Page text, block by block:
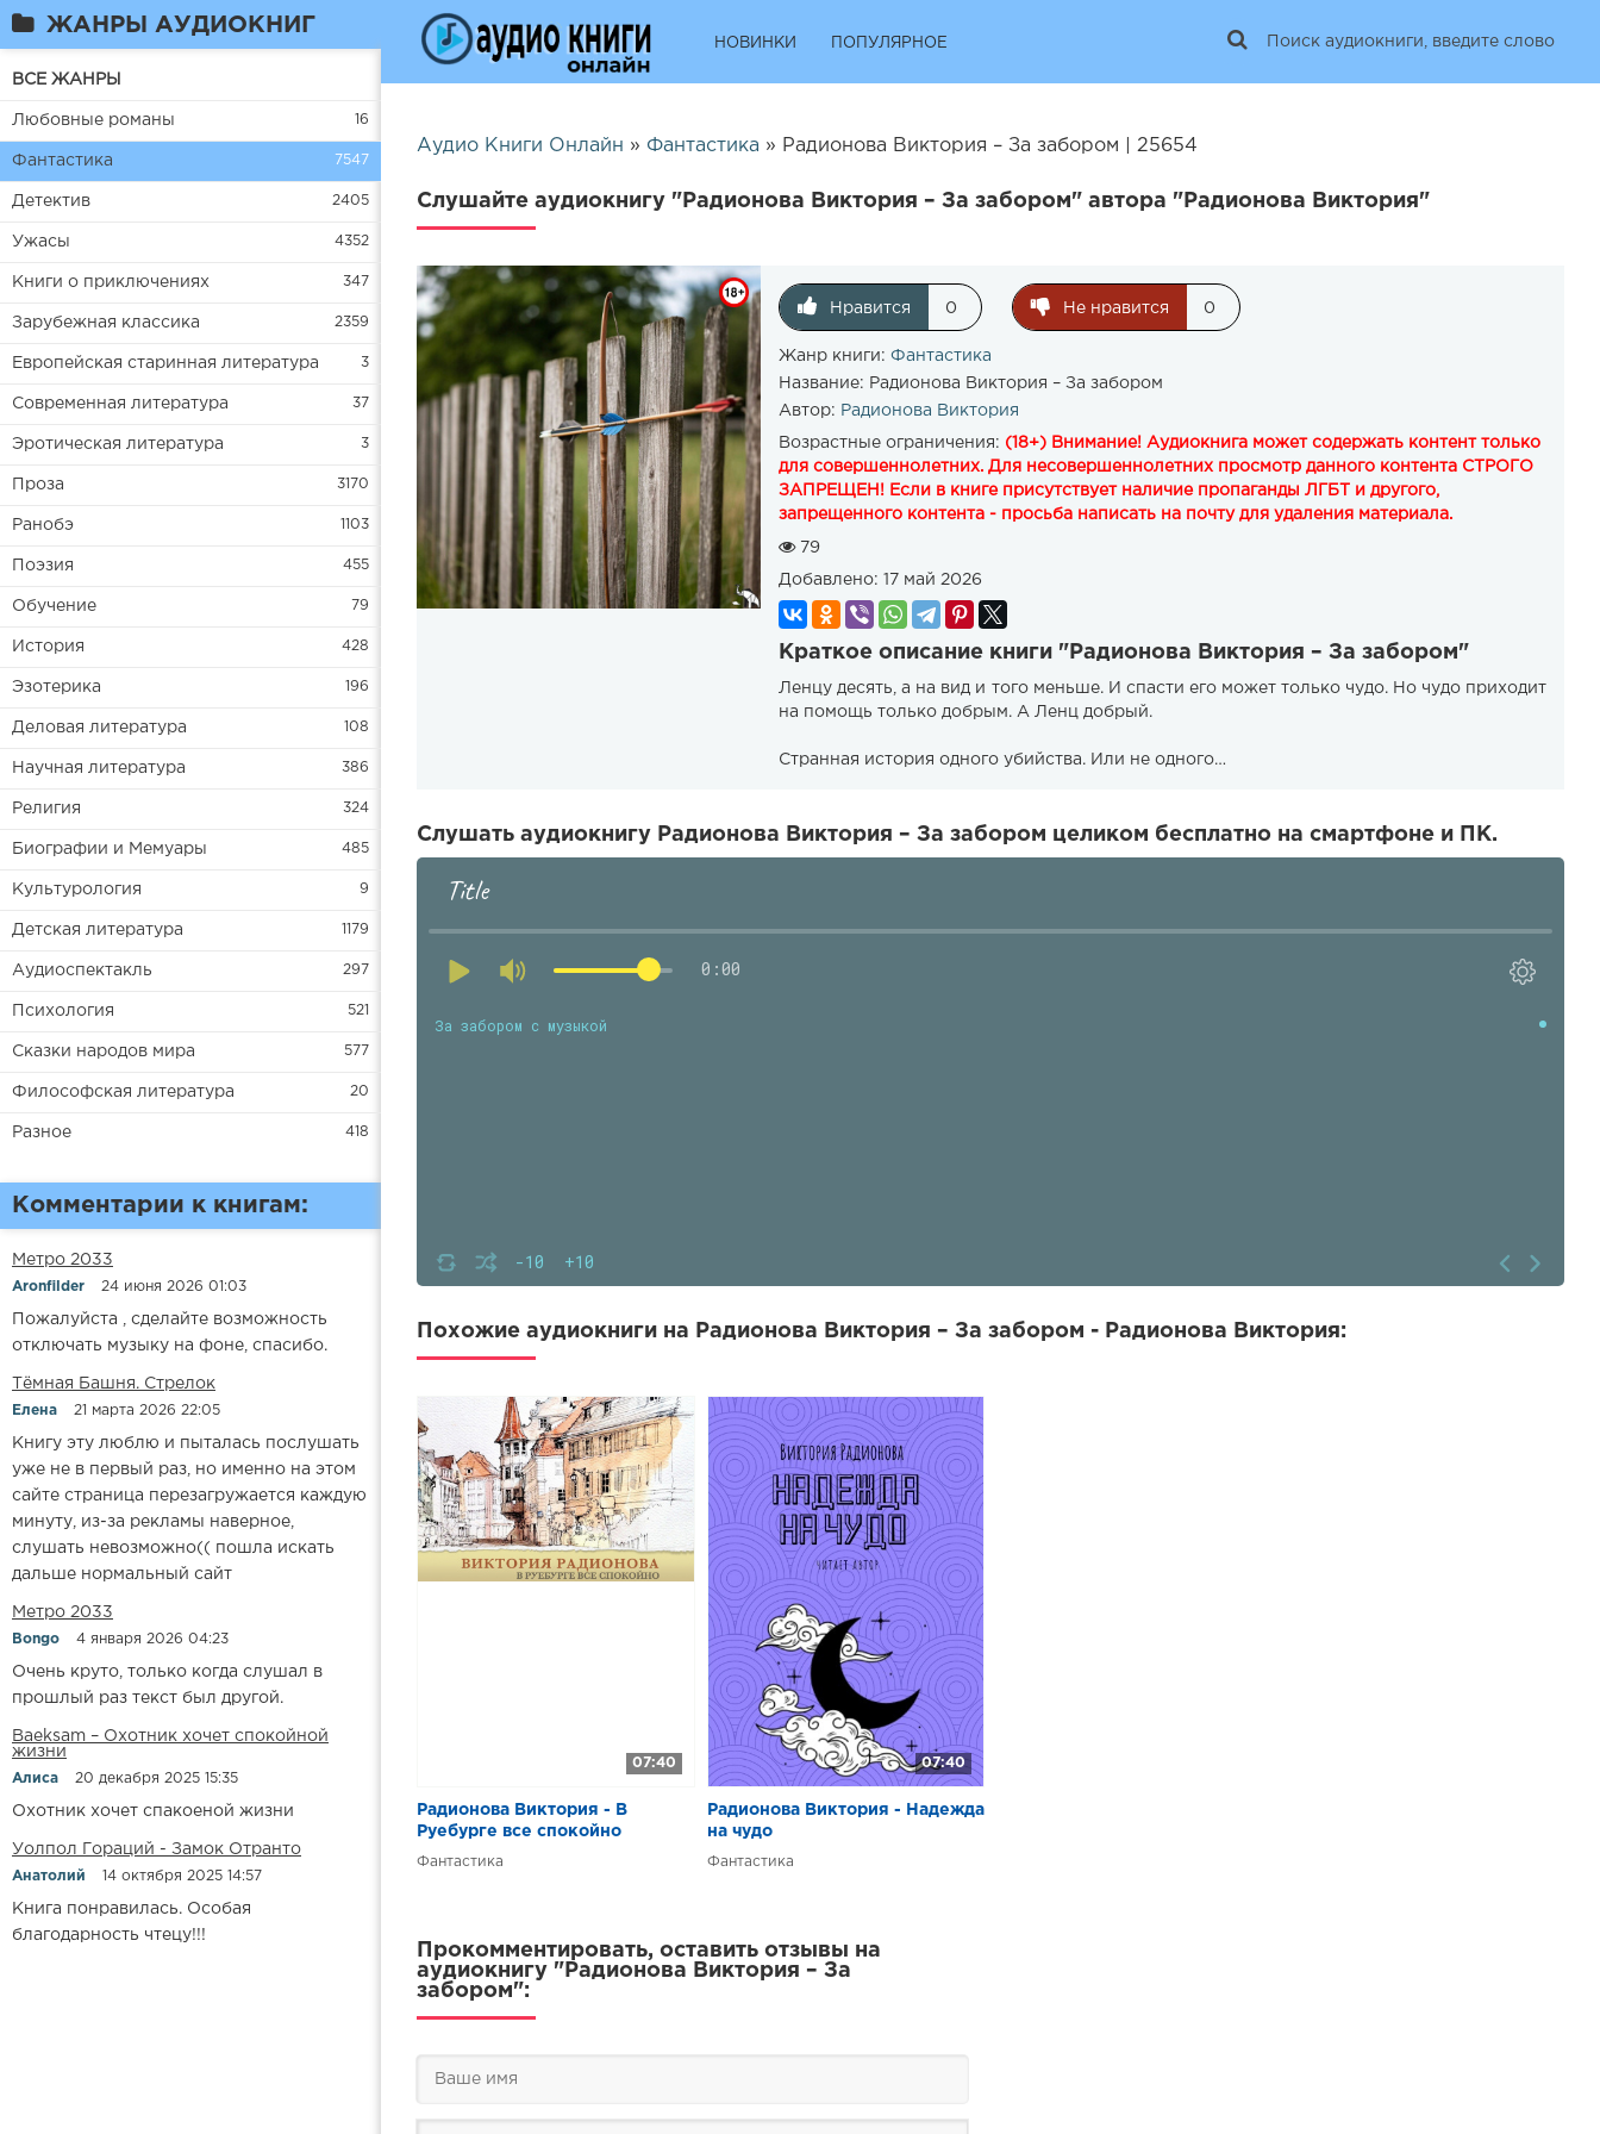
ЖАНРЫ АУДИОКНИГ
ВСЕ ЖАНРЫ
Любовные романы 16
Фантастика 7547
Детектив 2405
Ужасы 4352
Книги о приключениях 347
Зарубежная классика 2359
Европейская старинная литература 3
Современная литература 37
Эротическая литература 3
Проза 3170
Ранобэ 1103
Поэзия 455
Обучение 79
История 428
Эзотерика 196
Деловая литература 108
Научная литература 386
Религия 324
Биографии и Мемуары 485
Культурология 9
Детская литература 1179
Аудиоспектакль 297
Психология 521
Сказки народов мира 577
Философская литература 20
Разное 418
Комментарии к книгам:
Метро 2033
Aronfilder 24 июня 2026 01:03
Пожалуйста , сделайте возможность
отключать музыку на фоне, спасибо.
​​Тёмная Башня. Стрелок
Елена 21 марта 2026 22:05
Книгу эту люблю и пыталась послушать
уже не в первый раз, но именно на этом
сайте страница перезагружается каждую
минуту, из-за рекламы наверное,
слушать невозможно(( пошла искать
дальше нормальный сайт
Метро 2033
Bongo 4 января 2026 04:23
Очень круто, только когда слушал в
прошлый раз текст был другой.
Baeksam – Охотник хочет спокойной
жизни
Алиса 20 декабря 2025 15:35
Охотник хочет спакоеной жизни
Уолпол Гораций - Замок Отранто
Анатолий 14 октября 2025 14:57
Книга понравилась. Особая
благодарность чтецу!!!
НОВИНКИ ПОПУЛЯРНОЕ
Аудио Книги Онлайн » Фантастика » Радионова Виктория – За забором | 25654
Слушайте аудиокнигу "Радионова Виктория – За забором" автора "Радионова Виктория"
Нравится 0 Не нравится 0
Жанр книги:Фантастика
Название: Радионова Виктория – За забором
Автор: Радионова Виктория
Возрастные ограничения: (18+) Внимание! Аудиокнига может содержать контент только
для совершеннолетних. Для несовершеннолетних просмотр данного контента СТРОГО
ЗАПРЕЩЕН! Если в книге присутствует наличие пропаганды ЛГБТ и другого,
запрещенного контента - просьба написать на почту для удаления материала.
79
Добавлено: 17 май 2026
Краткое описание книги "Радионова Виктория – За забором"
Ленцу десять, а на вид и того меньше. И спасти его может только чудо. Но чудо приходит
на помощь только добрым. А Ленц добрый.
Странная история одного убийства. Или не одного…
Слушать аудиокнигу Радионова Виктория – За забором целиком бесплатно на смартфоне и ПК.
Title
0:00
-10 +10
За забором с музыкой
Похожие аудиокниги на Радионова Виктория – За забором - Радионова Виктория:
07:40
Радионова Виктория - В
Руебурге все спокойно
Фантастика
07:40
Радионова Виктория - Надежда
на чудо
Фантастика
Прокомментировать, оставить отзывы на
аудиокнигу "Радионова Виктория – За
забором":